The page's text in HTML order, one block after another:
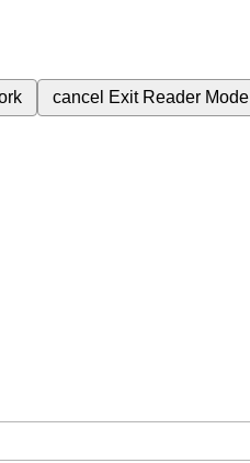
cancel Exit Reader Mode